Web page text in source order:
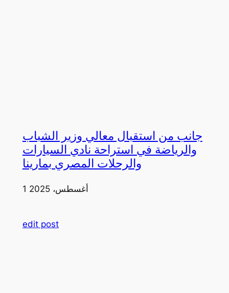
جانب من استقبال معالي وزير الشباب
والرياضة في استراحة نادي السيارات
والرحلات المصري بمارينا
1 أغسطس، 2025
edit post